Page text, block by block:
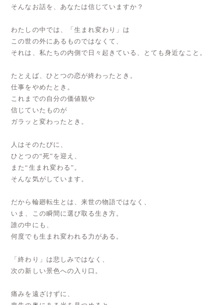
そんなお話を、あなたは信じていますか？
わたしの中では、「生まれ変わり」は
この世の外にあるものではなくて、
それは、私たちの内側で日々起きている、とても身近なこと。
たとえば、ひとつの恋が終わったとき。
仕事をやめたとき。
これまでの自分の価値観や
信じていたものが
ガラッと変わったとき。
人はそのたびに、
ひとつの“死”を迎え、
また“生まれ変わる”。
そんな気がしています。
だから輪廻転生とは、来世の物語ではなく、
いま、この瞬間に選び取る生き方。
誰の中にも、
何度でも生まれ変われる力がある。
「終わり」は悲しみではなく、
次の新しい景色への入り口。
痛みを遠ざけずに、